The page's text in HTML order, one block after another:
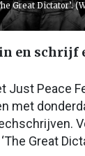
Great Dictator’.
en schrijf
Just Peace
met
Great